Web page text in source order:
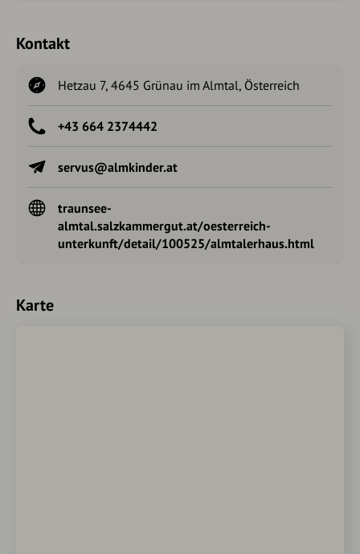
Kontakt
Hetzau 7, 4645 Grünau im Almtal, Österreich
+43 664 2374442
servus@almkinder.at
traunsee-
almtal.salzkammergut.at/oesterreich-
unterkunft/detail/100525/almtalerhaus.html
Karte